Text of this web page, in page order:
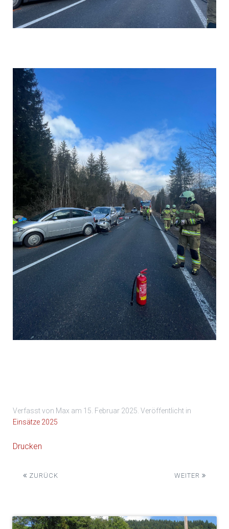
Verfasst von Max am 15. Februar 2025 . Veröffentlicht in
Einsätze 2025
Drucken
ZURÜCK WEITER